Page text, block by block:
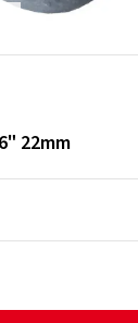
22mm